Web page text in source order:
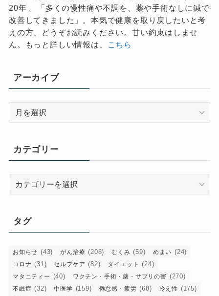
20年 。「多くの慢性痛や不調を、薬や手術なしに鍼で
改善してきました」。本気で健康を取り戻したいと考
えの方、どうぞお読みください。甘い約束はしませ
ん。もっと詳しい情報は、
こちら
アーカイブ
ブ
カテゴリー
ー
タグ
お知らせ (43) がん治療 (208) むくみ (59) めまい (24)
コロナ (31) セルフケア (82) ダイエット (24)
マタニティー (40) ワクチン・手術・薬・サプリの害 (270)
不眠症 (32) 中医学 (159) 倦怠感・疲労 (68) 冷え性 (175)